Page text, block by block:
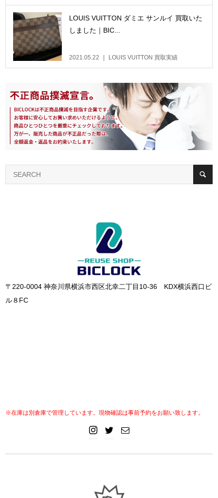
LOUIS VUITTON ダミエ サンルイ 買取いた
しました｜BIC...
2021.05.22 LOUIS VUITTON 買取実績
〒220-0004 神奈川県横浜市西区北幸二丁目10-36 KDX横浜西口ビ
ル８FC
※在庫は別倉庫で管理しています。現物確認は事前予約をお願い致します。